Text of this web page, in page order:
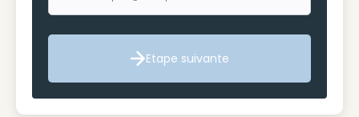
Etape suivante
Etape suivante